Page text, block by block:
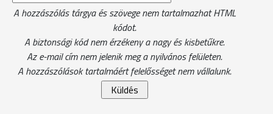
A hozzászólás tárgya és szövege nem tartalmazhat HTML
kódot.
A biztonsági kód nem érzékeny a nagy és kisbetűkre.
Az e-mail cím nem jelenik meg a nyilvános felületen.
A hozzászólások tartalmáért felelősséget nem vállalunk.